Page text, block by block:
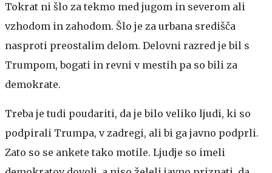
Tokrat ni šlo za tekmo med jugom in severom ali
vzhodom in zahodom. Šlo je za urbana središča
nasproti preostalim delom. Delovni razred je bil s
Trumpom, bogati in revni v mestih pa so bili za
demokrate.
Treba je tudi poudariti, da je bilo veliko ljudi, ki so
podpirali Trumpa, v zadregi, ali bi ga javno podprli.
Zato so se ankete tako motile. Ljudje so imeli